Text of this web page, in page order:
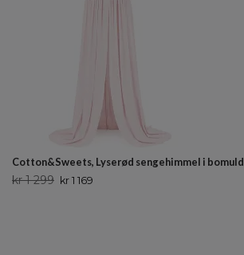
Cotton&Sweets, Lyserød sengehimmel i bomuld
kr 1 299 kr 1 169